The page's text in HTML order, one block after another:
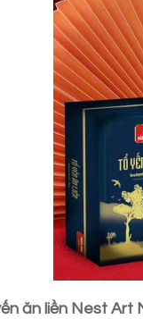
ăn liền Nest Art